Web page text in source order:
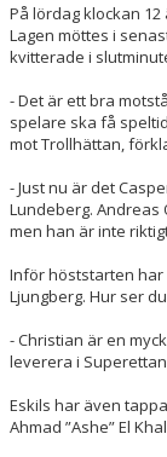
På lördag klockan
Lagen möttes i
kvitterade i
- Det är ett bra
spelare ska få
mot Trollhättan,
- Just nu är det
Lundeberg.
men han är inte
Inför höststarten
Ljungberg. Hur ser
- Christian är en
leverera i
Eskils har även
Ahmad ”Ashe” El